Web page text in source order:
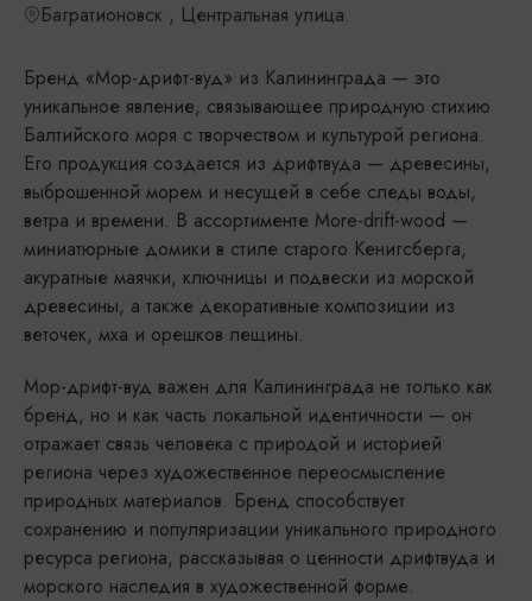
Багратионовск , Центральная улица.
Бренд «Мор-дрифт-вуд» из Калининграда — это
уникальное явление, связывающее природную стихию
Балтийского моря с творчеством и культурой региона.
Его продукция создается из дрифтвуда — древесины,
выброшенной морем и несущей в себе следы воды,
ветра и времени. В ассортименте More-drift-wood —
миниатюрные домики в стиле старого Кенигсберга,
акуратные маячки, ключницы и подвески из морской
древесины, а также декоративные композиции из
веточек, мха и орешков лещины.
Мор-дрифт-вуд важен для Калининграда не только как
бренд, но и как часть локальной идентичности — он
отражает связь человека с природой и историей
региона через художественное переосмысление
природных материалов. Бренд способствует
сохранению и популяризации уникального природного
ресурса региона, рассказывая о ценности дрифтвуда и
морского наследия в художественной форме.